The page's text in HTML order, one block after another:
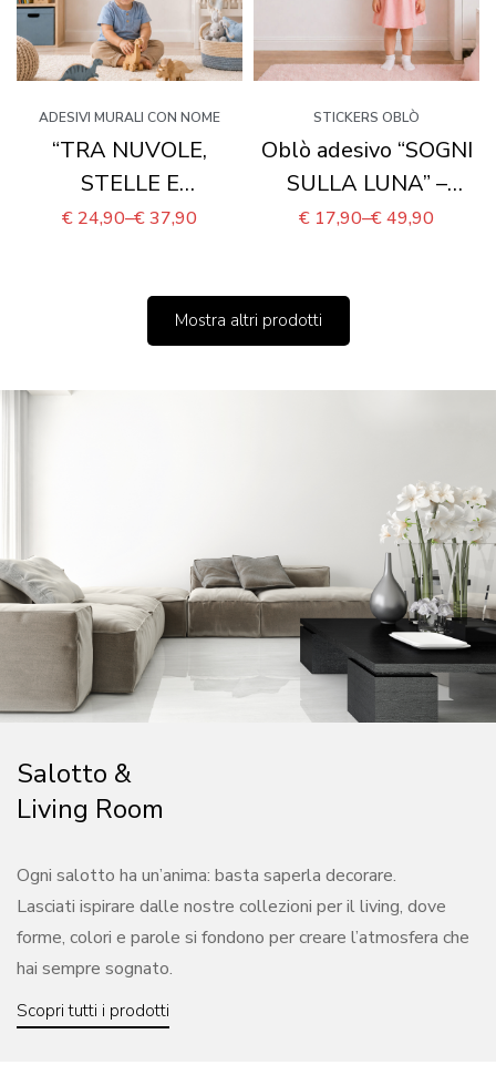
ADESIVI MURALI CON NOME
“TRA NUVOLE,
STELLE E
PALLONCINI” –
€ 24,90–€37,90
STICKERS OBLÒ
Oblò adesivo “SOGNI
SULLA LUNA” –
adesivo effetto
€ 17,90–€49,90
Mostra altri prodotti
Salotto &
Living Room
Ogni salotto ha un’anima: basta saperla decorare.
Lasciati ispirare dalle nostre collezioni per il living, dove
forme, colori e parole si fondono per creare l’atmosfera che
hai sempre sognato.
Scopri tutti i prodotti